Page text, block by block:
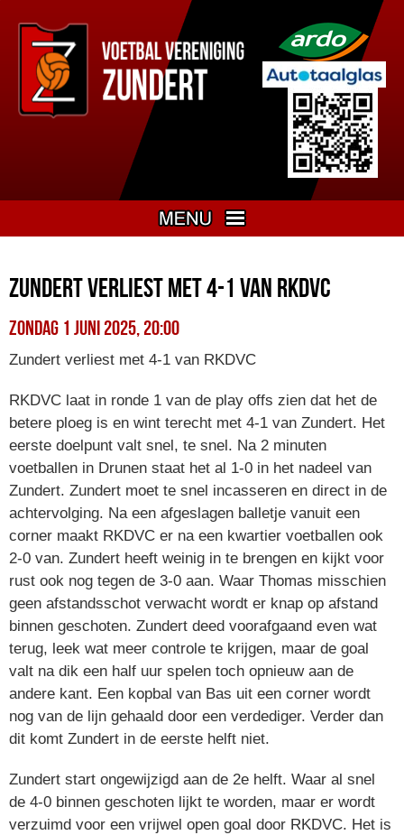
Zundert verliest met 4-1 van RKDVC
zondag 1 juni 2025, 20:00
Zundert verliest met 4-1 van RKDVC
RKDVC laat in ronde 1 van de play offs zien dat het de
betere ploeg is en wint terecht met 4-1 van Zundert. Het
eerste doelpunt valt snel, te snel. Na 2 minuten
voetballen in Drunen staat het al 1-0 in het nadeel van
Zundert. Zundert moet te snel incasseren en direct in de
achtervolging. Na een afgeslagen balletje vanuit een
corner maakt RKDVC er na een kwartier voetballen ook
2-0 van. Zundert heeft weinig in te brengen en kijkt voor
rust ook nog tegen de 3-0 aan. Waar Thomas misschien
geen afstandsschot verwacht wordt er knap op afstand
binnen geschoten. Zundert deed voorafgaand even wat
terug, leek wat meer controle te krijgen, maar de goal
valt na dik een half uur spelen toch opnieuw aan de
andere kant. Een kopbal van Bas uit een corner wordt
nog van de lijn gehaald door een verdediger. Verder dan
dit komt Zundert in de eerste helft niet.
Zundert start ongewijzigd aan de 2e helft. Waar al snel
de 4-0 binnen geschoten lijkt te worden, maar er wordt
verzuimd voor een vrijwel open goal door RKDVC. Het is